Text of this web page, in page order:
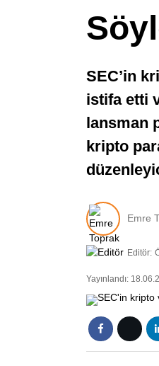
SEC’in
istifa etti
lansman
kripto
Emre
Editör:
Yayınlandı: